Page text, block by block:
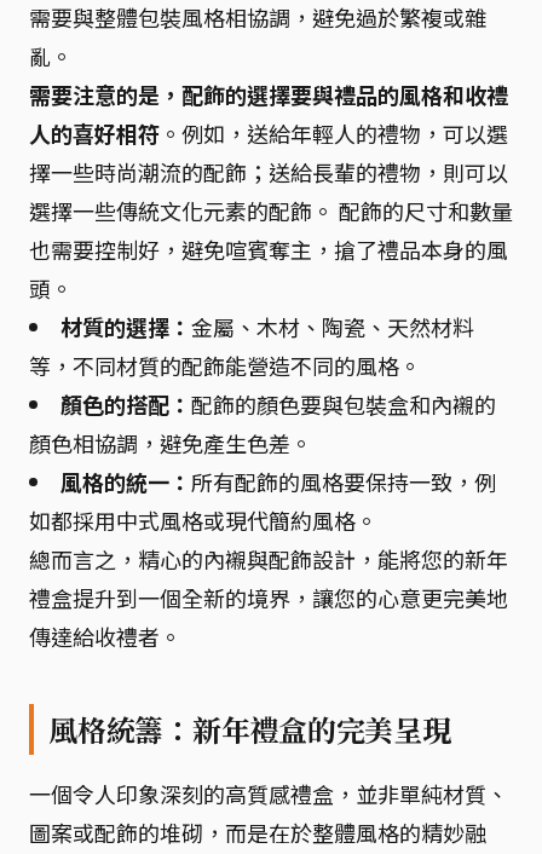
需要與整體包裝風格相協調，避免過於繁複或雜
亂。
需要注意的是，配飾的選擇要與禮品的風格和收禮
人的喜好相符 。例如，送給年輕人的禮物，可以選
擇一些時尚潮流的配飾；送給長輩的禮物，則可以
選擇一些傳統文化元素的配飾。 配飾的尺寸和數量
也需要控制好，避免喧賓奪主，搶了禮品本身的風
頭。
材質的選擇： 金屬、木材、陶瓷、天然材料
等，不同材質的配飾能營造不同的風格。
顏色的搭配： 配飾的顏色要與包裝盒和內襯的
顏色相協調，避免產生色差。
風格的統一： 所有配飾的風格要保持一致，例
如都採用中式風格或現代簡約風格。
總而言之，精心的內襯與配飾設計，能將您的新年
禮盒提升到一個全新的境界，讓您的心意更完美地
傳達給收禮者。
風格統籌：新年禮盒的完美呈現
一個令人印象深刻的高質感禮盒，並非單純材質、
圖案或配飾的堆砌，而是在於整體風格的精妙融